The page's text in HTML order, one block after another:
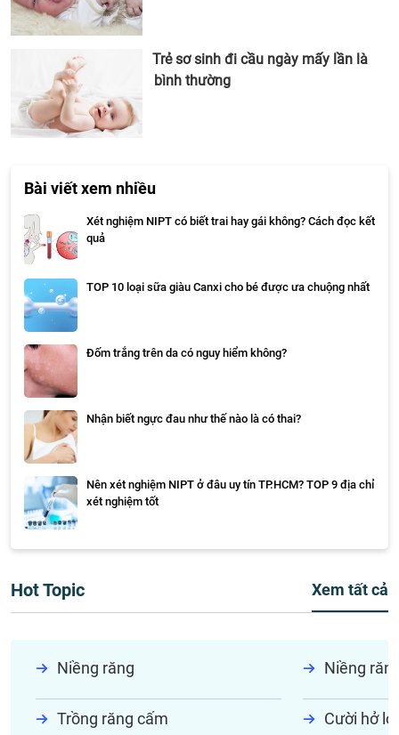
Trẻ sơ sinh đi cầu ngày mấy lần là
bình thường
Bài viết xem nhiều
Xét nghiệm NIPT có biết trai hay gái không? Cách đọc kết
quả
TOP 10 loại sữa giàu Canxi cho bé được ưa chuộng nhất
Đốm trắng trên da có nguy hiểm không?
Nhận biết ngực đau như thế nào là có thai?
Nên xét nghiệm NIPT ở đâu uy tín TP.HCM? TOP 9 địa chỉ
xét nghiệm tốt
Hot Topic Xem tất cả
Niềng răng Niềng
Trồng răng cấm Cười hở lợi